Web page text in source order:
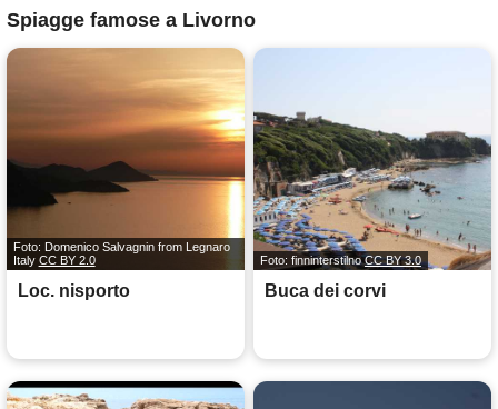
Spiagge famose a Livorno
Foto: Domenico Salvagnin from Legnaro
Italy CC BY 2.0
Loc. nisporto
Foto: finninterstilnoCC BY 3.0
Buca dei corvi